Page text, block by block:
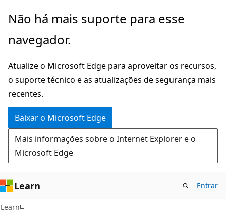
Pular
o
principal
Não há mais suporte para esse
navegador.
Atualize o Microsoft Edge para aproveitar os recursos,
o suporte técnico e as atualizações de segurança mais
recentes.
Baixar o Microsoft Edge
Mais informações sobre o Internet Explorer e o
Microsoft Edge
Learn Entrar
Learn